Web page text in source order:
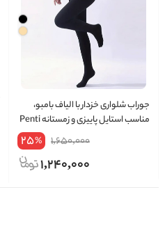
جوراب‌ شلواری خزدار با الیاف بامبو،
مناسب استایل پاییزی و زمستانه Penti
1,650,000
25%
1,240,000